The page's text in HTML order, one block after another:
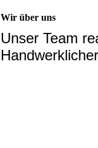
Wir über uns
Unser Team